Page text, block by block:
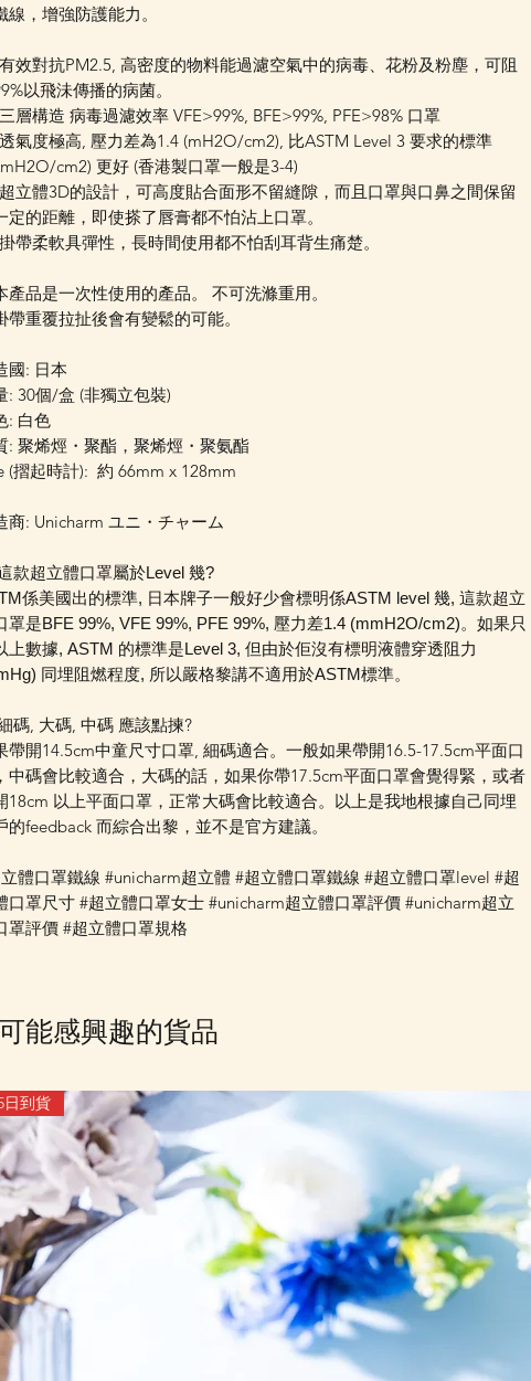
線，增強防護能力。
效對抗PM2.5, 高密度的物料能過濾空氣中的病毒、花粉及粉塵，可阻
以飛沬傳播的病菌。
層構造 病毒過濾效率 VFE>99%, BFE>99%, PFE>98% 口罩
氣度極高, 壓力差為1.4 (mH2O/cm2), 比ASTM Level 3 要求的標準
cm2) 更好 (香港製口罩一般是3-4)
立體3D的設計，可高度貼合面形不留縫隙，而且口罩與口鼻之間保留
定的距離，即使搽了唇膏都不怕沾上口罩。
帶柔軟具彈性，長時間使用都不怕刮耳背生痛楚。
品是一次性使用的產品。 不可洗滌重用。
重覆拉扯後會有變鬆的可能。
國: 日本
: 30個/盒 (非獨立包裝)
: 白色
: 聚烯烴・聚酯，聚烯烴・聚氨酯
(摺起時計): 約 66mm x 128mm
商: Unicharm ユニ・チャーム
款超立體口罩屬於Level 幾?
係美國出的標準, 日本牌子一般好少會標明係ASTM level 幾, 這款超立
罩是BFE 99%, VFE 99%, PFE 99%, 壓力差1.4 (mmH2O/cm2)。如果只
上數據, ASTM 的標準是Level 3, 但由於佢沒有標明液體穿透阻力
同埋阻燃程度, 所以嚴格黎講不適用於ASTM標準。
碼, 大碼, 中碼 應該點揀?
帶開14.5cm中童尺寸口罩, 細碼適合。一般如果帶開16.5-17.5cm平面口
中碼會比較適合，大碼的話，如果你帶17.5cm平面口罩會覺得緊，或者
18cm 以上平面口罩，正常大碼會比較適合。以上是我地根據自己同埋
的feedback 而綜合出黎，並不是官方建議。
體口罩鐵線 #unicharm超立體 #超立體口罩鐵線 #超立體口罩level #超
口罩尺寸 #超立體口罩女士 #unicharm超立體口罩評價 #unicharm超立
罩評價 #超立體口罩規格
能感興趣的貨品
日到貨